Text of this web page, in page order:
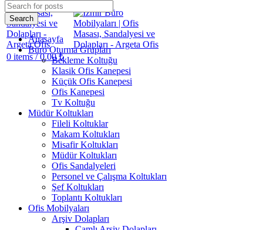
0 items/ 0.00₺
Search
Anasayfa
Büro Oturma Grupları
Bekleme Koltuğu
Klasik Ofis Kanepesi
Küçük Ofis Kanepesi
Ofis Kanepesi
Tv Koltuğu
Müdür Koltukları
Fileli Koltuklar
Makam Koltukları
Misafir Koltukları
Müdür Koltukları
Ofis Sandalyeleri
Personel ve Çalışma Koltukları
Şef Koltukları
Toplantı Koltukları
Ofis Mobilyaları
Arşiv Dolapları